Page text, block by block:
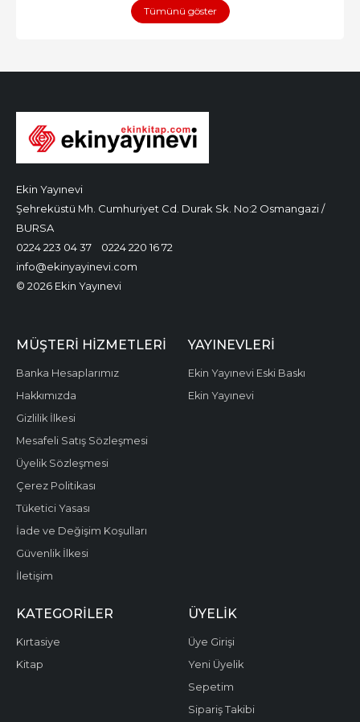
Tümünü göster
Ekin Yayınevi
Şehreküstü Mh. Cumhuriyet Cd. Durak Sk. No:2 Osmangazi /
BURSA
0224 223 04 37
0224 220 16 72
info@ekinyayinevi.com
© 2026 Ekin Yayınevi
MÜŞTERI HIZMETLERI
Banka Hesaplarımız
Hakkımızda
Gizlilik İlkesi
Mesafeli Satış Sözleşmesi
Üyelik Sözleşmesi
Çerez Politikası
Tüketici Yasası
İade ve Değişim Koşulları
Güvenlik İlkesi
İletişim
YAYINEVLERI
Ekin Yayınevi Eski Baskı
Ekin Yayınevi
KATEGORILER
Kırtasiye
Kitap
ÜYELIK
Üye Girişi
Yeni Üyelik
Sepetim
Sipariş Takibi